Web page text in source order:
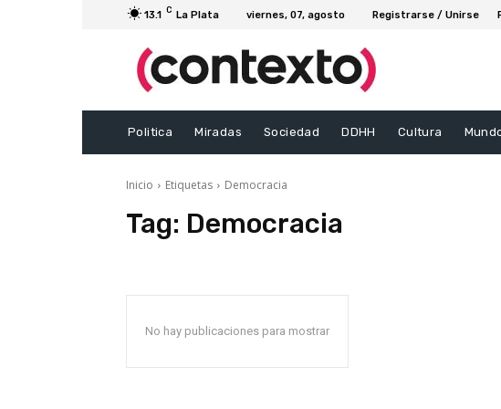
13.1 C La Plata viernes, 07, agosto Registrarse / Unirse
Politica Miradas Sociedad DDHH Cultura
Inicio Etiquetas Democracia
Tag: Democracia
No hay publicaciones para mostrar